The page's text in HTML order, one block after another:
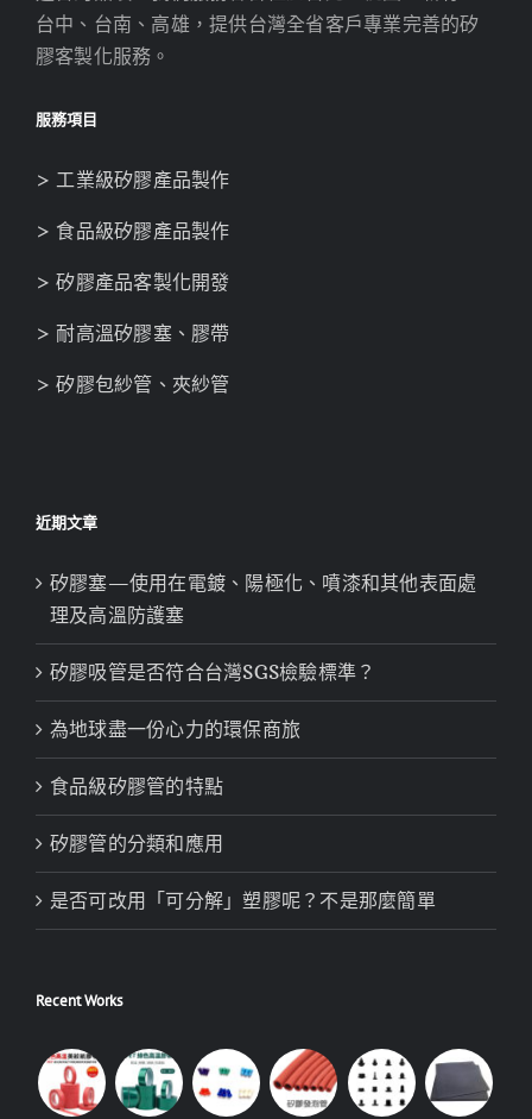
台中、台南、高雄，提供台灣全省客戶專業完善的矽
膠客製化服務。
服務項目
> 工業級矽膠產品製作
> 食品級矽膠產品製作
> 矽膠產品客製化開發
> 耐高溫矽膠塞、膠帶
> 矽膠包紗管、夾紗管
近期文章
矽膠塞—使用在電鍍、陽極化、噴漆和其他表面處
理及高溫防護塞
矽膠吸管是否符合台灣SGS檢驗標準？
為地球盡一份心力的環保商旅
食品級矽膠管的特點
矽膠管的分類和應用
是否可改用「可分解」塑膠呢？不是那麼簡單
Recent Works